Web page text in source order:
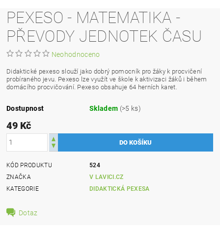
PEXESO - MATEMATIKA -
PŘEVODY JEDNOTEK ČASU
Neohodnoceno
Didaktické pexeso slouží jako dobrý pomocník pro žáky k procvičení
probíraného jevu. Pexeso lze využít ve škole k aktivizaci žáků i během
domácího procvičování. Pexeso obsahuje 64 herních karet.
Dostupnost Skladem (>5 ks)
49 Kč
KÓD PRODUKTU
524
ZNAČKA
V LAVICI.CZ
KATEGORIE
DIDAKTICKÁ PEXESA
Dotaz